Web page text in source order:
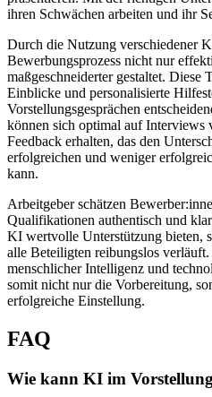
ihren Schwächen arbeiten und ihr
Durch die Nutzung verschiedener
Bewerbungsprozess nicht nur
maßgeschneiderter gestaltet. Diese
Einblicke und personalisierte
Vorstellungsgesprächen
können sich optimal auf Interviews
Feedback erhalten, das den
erfolgreichen und weniger
kann.
Arbeitgeber schätzen
Qualifikationen authentisch und
KI wertvolle Unterstützung bieten,
alle Beteiligten reibungslos
menschlicher Intelligenz und
somit nicht nur die Vorbereitung,
erfolgreiche Einstellung.
FAQ
Wie kann KI im